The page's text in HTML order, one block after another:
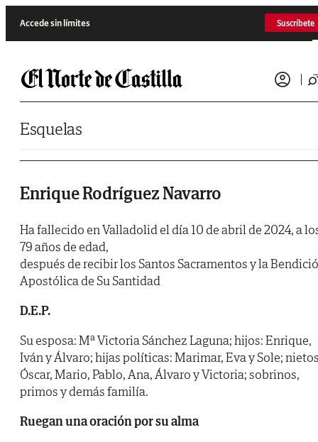
Accede sin límites Suscríbete
Esquelas
Enrique Rodríguez Navarro
Ha fallecido en Valladolid el día 10 de abril de 2024, a
79 años de edad,
después de recibir los Santos Sacramentos y la
Apostólica de Su Santidad
D.E.P.
Su esposa: Mª Victoria Sánchez Laguna; hijos: Enrique,
Iván y Álvaro; hijas políticas: Marimar, Eva y Sole;
Óscar, Mario, Pablo, Ana, Álvaro y Victoria; sobrinos,
primos y demás familía.
Ruegan una oración por su alma